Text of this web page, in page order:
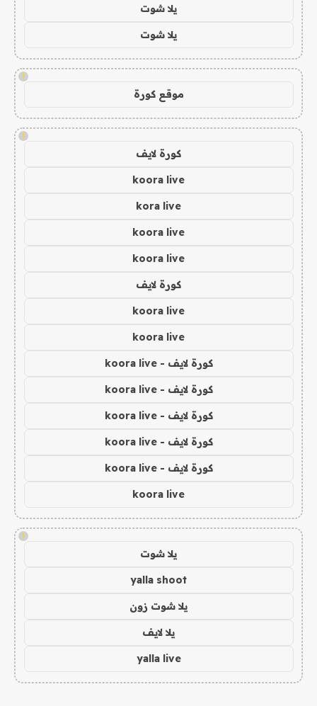
يلا شوت
يلا شوت
!
موقع كورة
!
كورة لايف
koora live
kora live
koora live
koora live
كورة لايف
koora live
koora live
كورة لايف - koora live
كورة لايف - koora live
كورة لايف - koora live
كورة لايف - koora live
كورة لايف - koora live
koora live
!
يلا شوت
yalla shoot
يلا شوت زون
يلا لايف
yalla live